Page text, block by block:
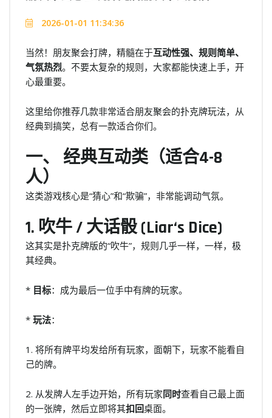
2026-01-01 11:34:36
当然！朋友聚会打牌，精髓在于互动性强、规则简单、
气氛热烈。不要太复杂的规则，大家都能快速上手，开
心最重要。
这里给你推荐几款非常适合朋友聚会的扑克牌玩法，从
经典到搞笑，总有一款适合你们。
一、 经典互动类（适合4-8
人）
这类游戏核心是“猜心”和“欺骗”，非常能调动气氛。
1. 吹牛 / 大话骰 (Liar‘s Dice)
这其实是扑克牌版的“吹牛”，规则几乎一样，一样，极
其经典。
* 目标：成为最后一位手中有牌的玩家。
* 玩法：
1. 将所有牌平均发给所有玩家，面朝下，玩家不能看自
己的牌。
2. 从发牌人左手边开始，所有玩家同时查看自己最上面
的一张牌，然后立即将其扣回桌面。